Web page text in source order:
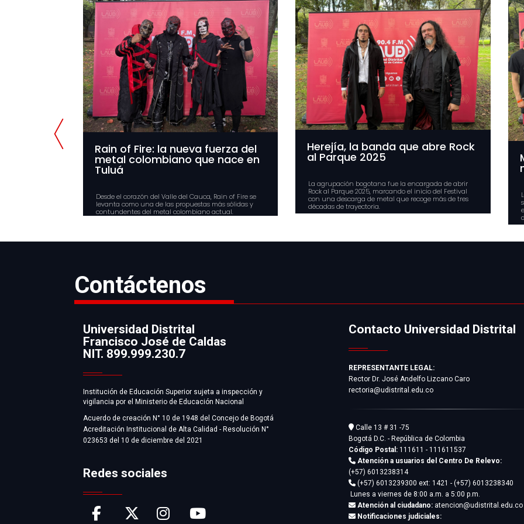
Rain of Fire: la nueva fuerza del
metal colombiano que nace en
Tuluá
Desde el corazón del Valle del Cauca, Rain of Fire se
levanta como una de las propuestas más sólidas y
contundentes del metal colombiano actual.
Herejía, la banda que abre Rock
al Parque 2025
La agrupación bogotana fue la encargada de abrir
Rock al Parque 2025, marcando el inicio del Festival
con una descarga de metal que recoge más de tres
décadas de trayectoria.
Contáctenos
Información
Universidad Distrital
Francisco José de Caldas
NIT. 899.999.230.7
Institución de Educación Superior sujeta a inspección y
vigilancia por el Ministerio de Educación Nacional
Acuerdo de creación N° 10 de 1948 del Concejo de Bogotá
Acreditación Institucional de Alta Calidad - Resolución N°
023653 del 10 de diciembre del 2021
Redes sociales
Contacto Universidad Distrital
REPRESENTANTE LEGAL:
Rector Dr. José Andelfo Lizcano Caro
rectoria@udistrital.edu.co
Calle 13 # 31 -75
Bogotá D.C. - República de Colombia
Código Postal: 111611 - 111611537
Atención a usuarios del Centro De Relevo:
(+57) 6013238314
(+57) 6013239300ext: 1421 - (+57) 6013238340
Lunes a viernes de 8:00 a.m. a 5:00 p.m.
Atención al ciudadano: atencion@udistrital.edu.co
Notificaciones judiciales: